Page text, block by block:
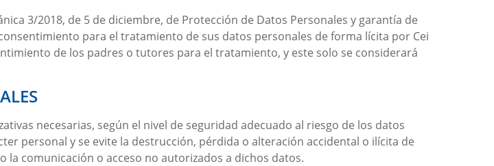
3/2018, de 5 de diciembre, de Protección de Datos Personales y garantía de
para el tratamiento de sus datos personales de forma lícita por Cei
de los padres o tutores para el tratamiento, y este solo se considerará
necesarias, según el nivel de seguridad adecuado al riesgo de los datos
personal y se evite la destrucción, pérdida o alteración accidental o ilícita de
comunicación o acceso no autorizados a dichos datos.